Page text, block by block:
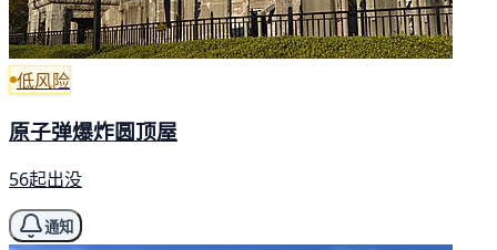
低风险
原子弹爆炸圆顶屋
56起出没
通知